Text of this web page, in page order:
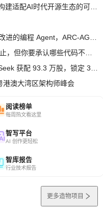
澳大湾区架构师峰会
阅读榜单
每周热文看这里
智写平台
AI 创作更轻松
智库报告
行业技术报告
更多造物项目